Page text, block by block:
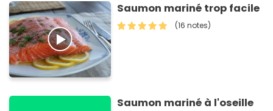
Saumon mariné trop facile
(16 notes)
Saumon mariné à l'oseille